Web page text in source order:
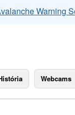
Warning
Webcams